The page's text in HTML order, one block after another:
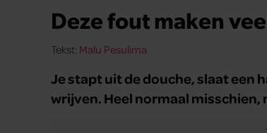
Deze fout maken
Tekst: Malu Pesulima
Je stapt uit de douche, slaat een
wrijven. Heel normaal